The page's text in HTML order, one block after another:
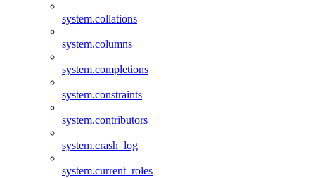
system.collations
system.columns
system.completions
system.constraints
system.contributors
system.crash_log
system.current_roles